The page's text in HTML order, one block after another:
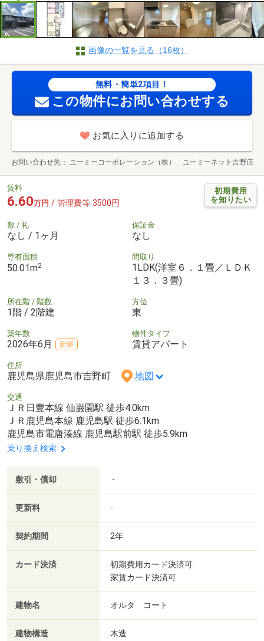
画像の一覧を見る（16枚）
無料・簡単2項目！
この物件にお問い合わせする
お気に入りに追加する
お問い合わせ先 ユーミーコーポレーション（株） ユーミーネット吉野店
初期費用
を知りたい
賃料
6.60万円 / 管理費等 3500円
敷 / 礼
なし / 1ヶ月
保証金
なし
専有面積
50.01m2
間取り
1LDK(洋室６．１畳／ＬＤＫ
１３．３畳)
所在階 / 階数
1階 / 2階建
方位
東
築年数
2026年6月 新築
物件タイプ
賃貸アパート
住所
鹿児島県鹿児島市吉野町 地図
交通
ＪＲ日豊本線 仙巌園駅 徒歩4.0km
ＪＲ鹿児島本線 鹿児島駅 徒歩6.1km
鹿児島市電唐湊線 鹿児島駅前駅 徒歩5.9km
乗り換え検索
敷引・償却 -
更新料 -
契約期間 2年
カード決済
初期費用カード決済可
家賃カード決済可
建物名 オルタ コート
建物構造 木造